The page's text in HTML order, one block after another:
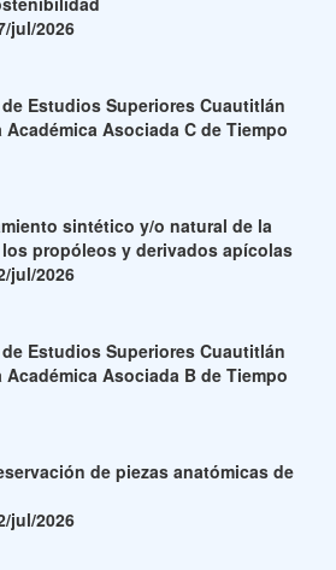
jul/2026
Estudios Superiores Cuautitlán
Académica Asociada C de Tiempo
sintético y/o natural de la
propóleos y derivados apícolas
jul/2026
Estudios Superiores Cuautitlán
Académica Asociada B de Tiempo
de piezas anatómicas de
jul/2026